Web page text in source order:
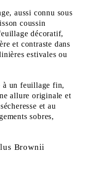
, aussi connu sous
coussin
décoratif,
et contraste dans
estivales ou
à un feuillage fin,
allure originale et
et au
sobres,
Brownii